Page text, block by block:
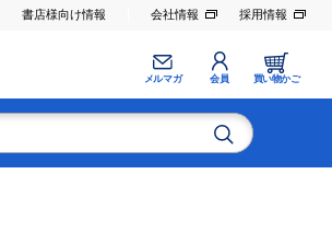
書店様向け情報 会社情報 採用情報
メルマガ 会員 買い物かご